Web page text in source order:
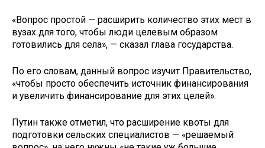
«Вопрос простой — расширить количество этих мест в
вузах для того, чтобы люди целевым образом
готовились для села», — сказал глава государства.
По его словам, данный вопрос изучит Правительство,
«чтобы просто обеспечить источник финансирования
и увеличить финансирование для этих целей».
Путин также отметил, что расширение квоты для
подготовки сельских специалистов — «решаемый